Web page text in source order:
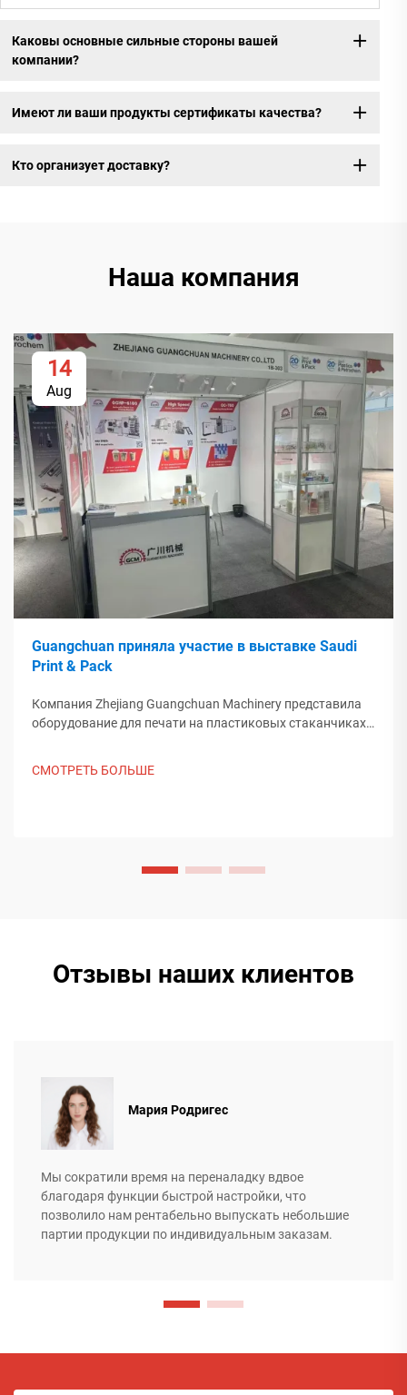
Каковы основные сильные стороны вашей
компании?
Имеют ли ваши продукты сертификаты качества?
Кто организует доставку?
Наша компания
14
Aug
Guangchuan приняла участие в выставке Saudi
Print & Pack
Компания Zhejiang Guangchuan Machinery представила
оборудование для печати на пластиковых стаканчиках
СМОТРЕТЬ БОЛЬШЕ
Отзывы наших клиентов
Мария Родригес
Мы сократили время на переналадку вдвое
благодаря функции быстрой настройки, что
позволило нам рентабельно выпускать небольшие
партии продукции по индивидуальным заказам.